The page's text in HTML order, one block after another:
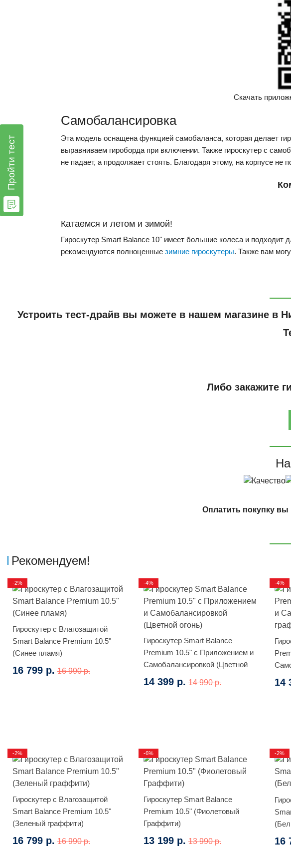
Скачать
Самобалансировка
Эта модель оснащена функцией самобаланса, которая делает
выравниваем гироборда при включении. Также гироскутер с
не падает, а продолжает стоять. Благодаря этому, на корпусе не
Катаемся и летом и зимой!
Гироскутер Smart Balance 10" имеет большие колеса и
рекомендуются полноценные зимние гироскутеры. Также вам
Устроить тест-драйв вы можете в нашем магазине в
Либо закажите
Оплатить покупку
Рекомендуем!
Гироскутер с Влагозащитой
Smart Balance Premium 10.5"
(Синее пламя)
16 799 р. 16 990 р.
-2%
Гироскутер Smart Balance
Premium 10.5" с Приложением и
Самобалансировкой (Цветной
огонь)
14 399 р. 14 990 р.
-4%
14
-4%
Гироскутер с Влагозащитой
Smart Balance Premium 10.5"
(Зеленый граффити)
16 799 р. 16 990 р.
-2%
Гироскутер Smart Balance
Premium 10.5" (Фиолетовый
Граффити)
13 199 р. 13 990 р.
-6%
16
-2%
Пройти тест